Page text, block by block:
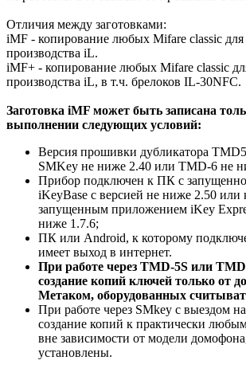
Отличия между заготовками:
iMF - копирование любых Mifare сlassic для
производства iL.
iMF+ - копирование любых Mifare сlassic
производства iL, в т.ч. брелоков IL-30NFC.
Заготовка iMF может быть записана
выполнении следующих условий:
Версия прошивки дубликатора
SMKey не ниже 2.40 или TMD-6 не
Прибор подключен к ПК с
iKeyBase с версией не ниже 2.50 или
запущенным приложением iKey
ниже 1.7.6;
ПК или Android, к которому
имеет выход в интернет.
При работе через TMD-5S или
создание копий ключей только от
Метаком, оборудованных
При работе через SMkey с выездом
создание копий к практически
вне зависимости от модели
установлены.